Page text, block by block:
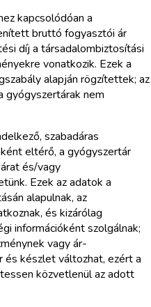
kapcsolódóan a
bruttó fogyasztói ár
díj a társadalombiztosítási
vonatkozik. Ezek a
alapján rögzítettek; az
nem
szabadáras
eltérő, a gyógyszertár
és/vagy
Ezek az adatok a
alapulnak, az
és kizárólag
információként szolgálnak;
vagy ár-
és készlet változhat, ezért a
közvetlenül az adott